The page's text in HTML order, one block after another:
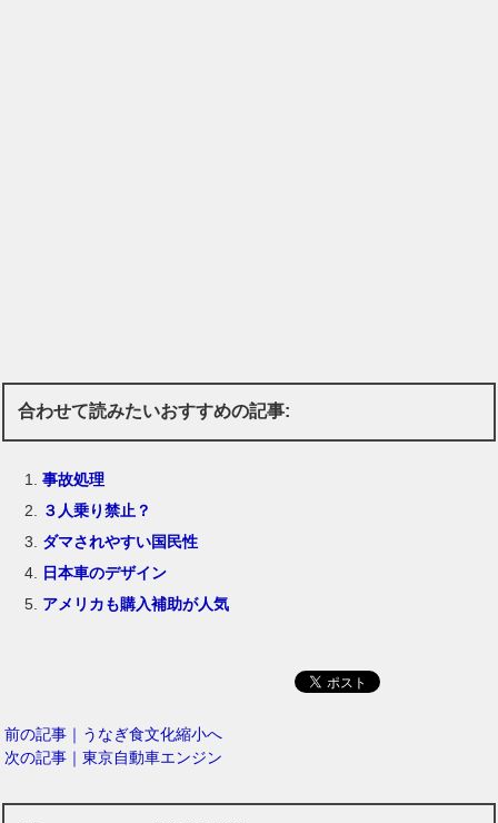
合わせて読みたいおすすめの記事:
事故処理
３人乗り禁止？
ダマされやすい国民性
日本車のデザイン
アメリカも購入補助が人気
前の記事｜うなぎ食文化縮小へ
次の記事｜東京自動車エンジン